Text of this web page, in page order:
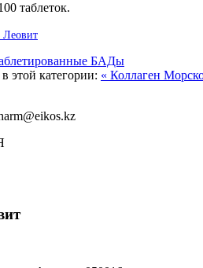
таблеток.
БАДы
этой категории: « Коллаген